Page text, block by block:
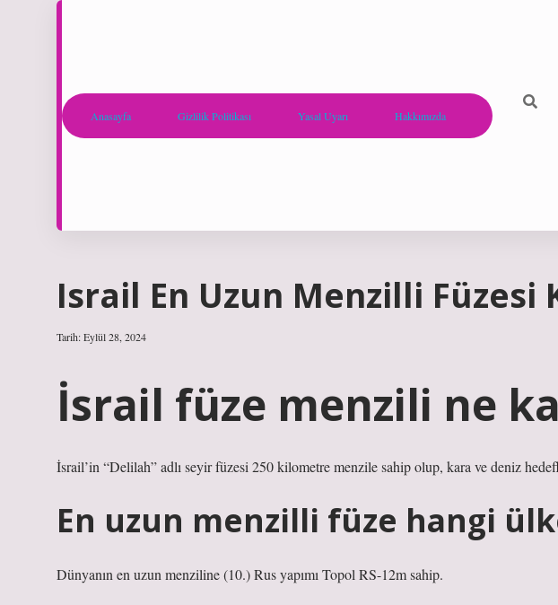
Anasayfa Gizlilik Politikası Yasal Uyarı Hakkımızda
Israil En Uzun Menzilli Füzesi
Tarih: Eylül 28, 2024
İsrail füze menzili ne
İsrail’in “Delilah” adlı seyir füzesi 250 kilometre menzile sahip olup, kara ve deniz
En uzun menzilli füze hangi
Dünyanın en uzun menziline (10.) Rus yapımı Topol RS-12m sahip.